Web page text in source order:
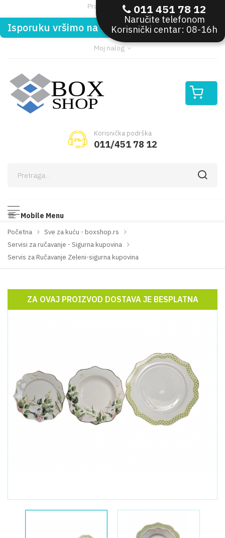
Pratite nas:
Isporuku vršimo na teritoriji Republike Srbije
Moj nalog
Korisnička podrška
011/451 78 12
Mobile Menu
011 451 78 12
Naručite telefonom
Korisnički centar: 08-16h
Početna
Sve za kuću - boxshop.rs
Servisi za ručavanje - Sigurna kupovina
Servis za Ručavanje Zeleni-sigurna kupovina
ZA OVAJ PROIZVOD DOSTAVA JE BESPLATNA